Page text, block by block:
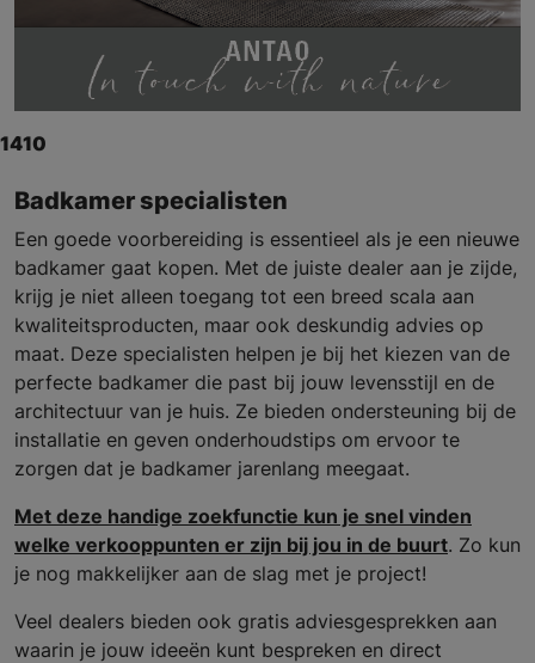
1410
Badkamer specialisten
Een goede voorbereiding is essentieel als je een nieuwe
badkamer gaat kopen. Met de juiste dealer aan je zijde,
krijg je niet alleen toegang tot een breed scala aan
kwaliteitsproducten, maar ook deskundig advies op
maat. Deze specialisten helpen je bij het kiezen van de
perfecte badkamer die past bij jouw levensstijl en de
architectuur van je huis. Ze bieden ondersteuning bij de
installatie en geven onderhoudstips om ervoor te
zorgen dat je badkamer jarenlang meegaat.
Met deze handige zoekfunctie kun je snel vinden
welke verkooppunten er zijn bij jou in de buurt. Zo kun
je nog makkelijker aan de slag met je project!
Veel dealers bieden ook gratis adviesgesprekken aan
waarin je jouw ideeën kunt bespreken en direct